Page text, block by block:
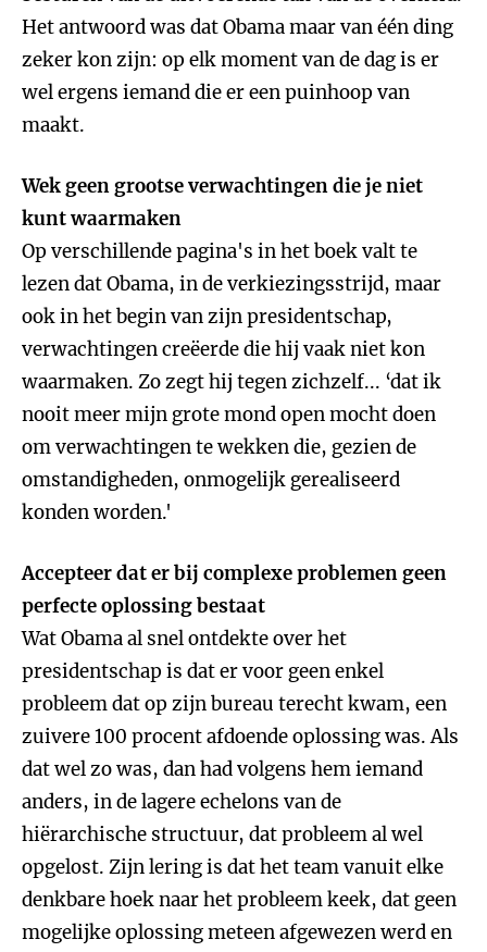
Het antwoord was dat Obama maar van één ding
zeker kon zijn: op elk moment van de dag is er
wel ergens iemand die er een puinhoop van
maakt.
Wek geen grootse verwachtingen die je niet
kunt waarmaken
Op verschillende pagina's in het boek valt te
lezen dat Obama, in de verkiezingsstrijd, maar
ook in het begin van zijn presidentschap,
verwachtingen creëerde die hij vaak niet kon
waarmaken. Zo zegt hij tegen zichzelf... ‘dat ik
nooit meer mijn grote mond open mocht doen
om verwachtingen te wekken die, gezien de
omstandigheden, onmogelijk gerealiseerd
konden worden.'
Accepteer dat er bij complexe problemen geen
perfecte oplossing bestaat
Wat Obama al snel ontdekte over het
presidentschap is dat er voor geen enkel
probleem dat op zijn bureau terecht kwam, een
zuivere 100 procent afdoende oplossing was. Als
dat wel zo was, dan had volgens hem iemand
anders, in de lagere echelons van de
hiërarchische structuur, dat probleem al wel
opgelost. Zijn lering is dat het team vanuit elke
denkbare hoek naar het probleem keek, dat geen
mogelijke oplossing meteen afgewezen werd en